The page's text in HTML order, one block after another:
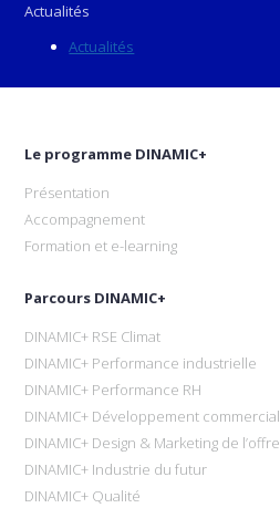
Actualités
Actualités
Le programme DINAMIC+
Présentation
Accompagnement
Formation et e-learning
Parcours DINAMIC+
DINAMIC+ RSE Climat
DINAMIC+ Performance industrielle
DINAMIC+ Performance RH
DINAMIC+ Développement commercial
DINAMIC+ Design & Marketing de l’offre
DINAMIC+ Industrie du futur
DINAMIC+ Qualité